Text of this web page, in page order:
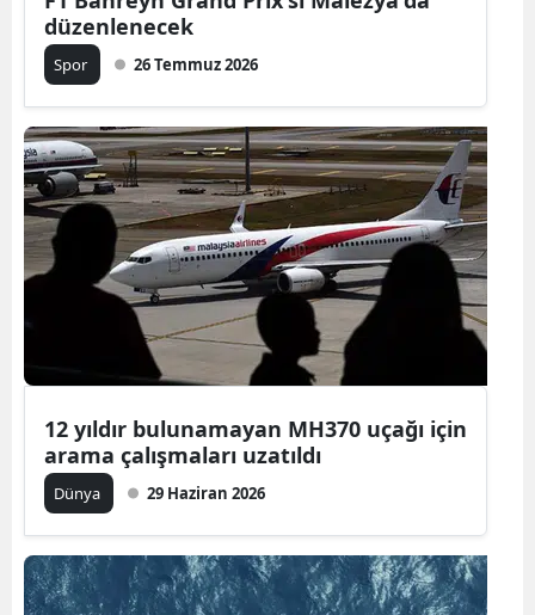
Çankırı
Çorum
Denizli
Diyarbakır
Edirne
Erzincan
Gaziantep
düzenlenecek
Spor 26 Temmuz 2026
12 yıldır bulunamayan MH370 uçağı için
arama çalışmaları uzatıldı
Dünya 29 Haziran 2026